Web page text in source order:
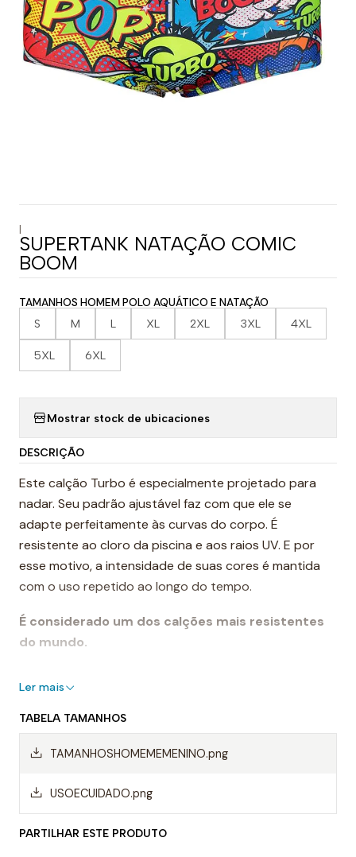
|
SUPERTANK NATAÇÃO COMIC
BOOM
TAMANHOS HOMEM POLO AQUÁTICO E NATAÇÃO
S M L XL 2XL 3XL 4XL
5XL 6XL
Mostrar stock de ubicaciones
DESCRIÇÃO
Este calção Turbo é especialmente projetado para
nadar. Seu padrão ajustável faz com que ele se
adapte perfeitamente às curvas do corpo. É
resistente ao cloro da piscina e aos raios UV. E por
esse motivo, a intensidade de suas cores é mantida
com o uso repetido ao longo do tempo.
É considerado um dos calções mais resistentes
do mundo.
- Costuras reforçadas
- Cordão ajustável
- Resistente ao cloro
- Composição: 55% poliéster PBT, 45% poliéster
Uso recomendado:
Ler mais
TABELA TAMANHOS
TAMANHOSHOMEMEMENINO.png
USOECUIDADO.png
PARTILHAR ESTE PRODUTO